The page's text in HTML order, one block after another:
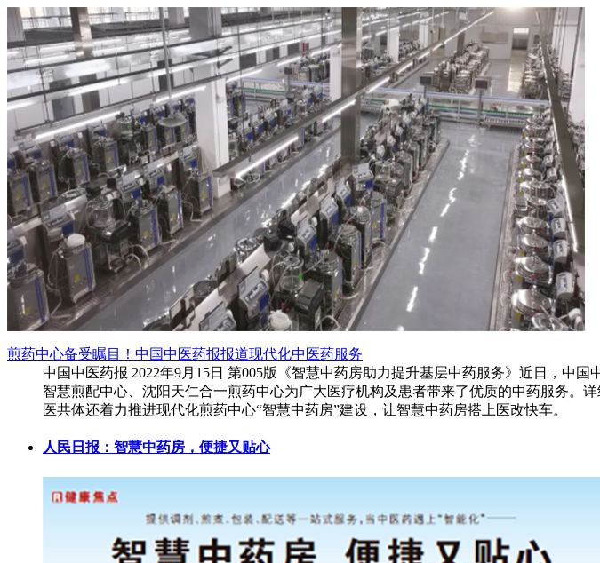
煎药中心备受瞩目！中国中医药报报道现代化中医药服务
中国中医药报 2022年9月15日 第005版《智慧中药房助力提升基层中药服务》近日，中
智慧煎配中心、沈阳天仁合一煎药中心为广大医疗机构及患者带来了优质的中药服务。
医共体还着力推进现代化煎药中心“智慧中药房”建设，让智慧中药房搭上医改快车。
人民日报：智慧中药房，便捷又贴心